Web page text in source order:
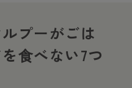
プーがごは
食べない7つ